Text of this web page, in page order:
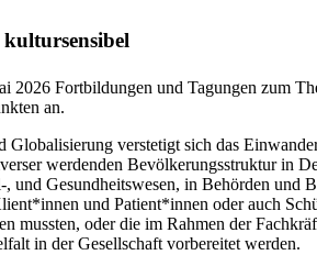
2026 Fortbildungen und Tagungen zum
an.
verstetigt sich das
werdenden Bevölkerungsstruktur in
und Gesundheitswesen, in Behörden und
und Patient*innen oder auch
oder die im Rahmen der
in der Gesellschaft vorbereitet werden.